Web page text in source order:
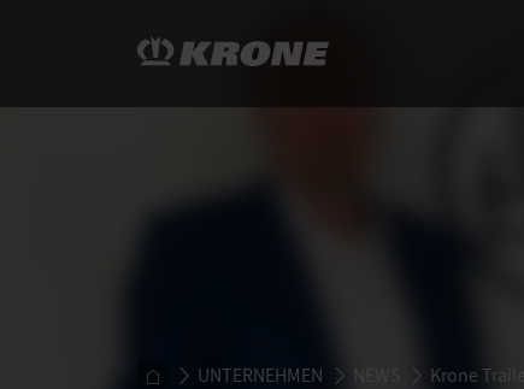
UNTERNEHMEN
Krone